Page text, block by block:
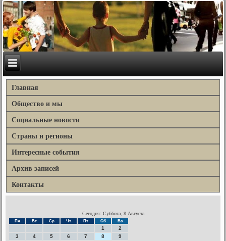
Главная
Общество и мы
Социальные новости
Страны и регионы
Интересные события
Архив записей
Контакты
Сегодня: Суббота, 8 Августа
Пн Вт Ср Чт Пт Сб Вс
1
2
3
4 5 6 7 8
9